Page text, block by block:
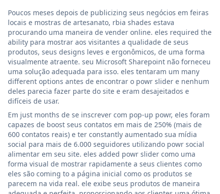
Poucos meses depois de publicizing seus negócios em feiras
locais e mostras de artesanato, rbia shades estava
procurando uma maneira de vender online. eles required the
ability para mostrar aos visitantes a qualidade de seus
produtos, seus designs leves e ergonômicos, de uma forma
visualmente atraente. seu Microsoft Sharepoint não forneceu
uma solução adequada para isso. eles tentaram um many
different options antes de encontrar o powr slider e nenhum
deles parecia fazer parte do site e eram desajeitados e
difíceis de usar.
Em just months de se inscrever com pop-up powr, eles foram
capazes de boost seus contatos em mais de 250% (mais de
600 contatos reais) e ter constantly aumentado sua mídia
social para mais de 6.000 seguidores utilizando powr social
alimentar em seu site. eles added powr slider como uma
forma visual de mostrar rapidamente a seus clientes como
eles são coming to a página inicial como os produtos se
parecem na vida real. ele exibe seus produtos de maneira